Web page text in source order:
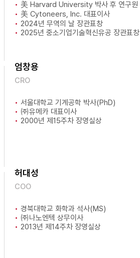
美 Harvard University 박사 후 연구원
美 Cytoneers, Inc. 대표이사
2024년 무역의 날 장관표창
2025년 중소기업기술혁신유공 장관표창
엄창용
CRO
서울대학교 기계공학 박사(PhD)
㈜유메카 대표이사
2000년 제15주차 장영실상
허대성
COO
경북대학교 화학과 석사(MS)
㈜나노엔텍 상무이사
2013년 제14주차 장영실상